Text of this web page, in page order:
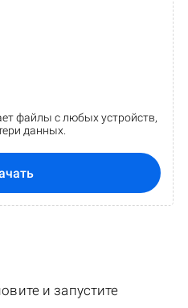
файлы с любых устройств,
данных.
и запустите